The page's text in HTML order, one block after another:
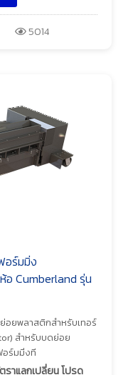
5014
อร์มมิ่ง
อ Cumberland รุ่น
อยพลาสติกสำหรับเทอร์
สำหรับบดย่อย
อร์มมิ่งที
ราแลกเปลี่ยน โปรด